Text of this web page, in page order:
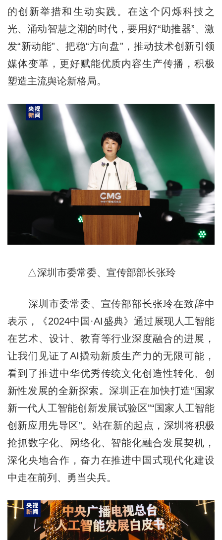
的创新举措和生动实践。在这个闪烁科技之
光、涌动智慧之潮的时代，要用好“助推器”、激
发“新动能”、把稳“方向盘”，推动技术创新引领
媒体变革，更好赋能优质内容生产传播，积极
塑造主流舆论新格局。
△深圳市委常委、宣传部部长张玲
深圳市委常委、宣传部部长张玲在致辞中
表示，《2024中国·AI盛典》通过展现人工智能
在艺术、设计、教育等行业深度融合的进展，
让我们见证了AI撬动新质生产力的无限可能，
看到了推进中华优秀传统文化创造性转化、创
新性发展的全新探索。深圳正在加快打造“国家
新一代人工智能创新发展试验区”“国家人工智能
创新应用先导区”。站在新的起点，深圳将积极
抢抓数字化、网络化、智能化融合发展契机，
深化央地合作，奋力在推进中国式现代化建设
中走在前列、勇当尖兵。